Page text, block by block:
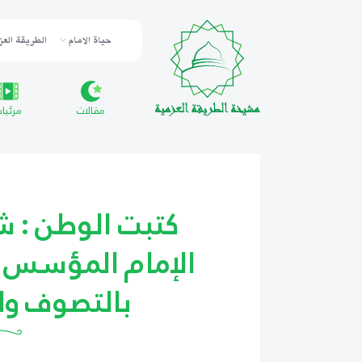
حياة الامام الطريقة
مقالات
كتبت الوطن :
الإمام المؤسس
بالتصوف